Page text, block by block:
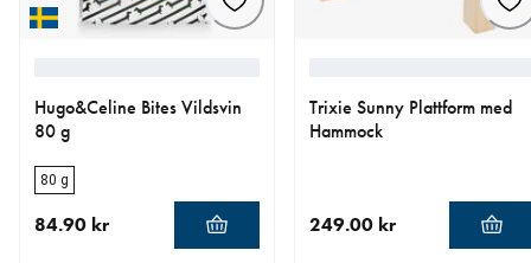
Hugo&Celine Bites Vildsvin
80 g
80 g
84.90 kr
Trixie Sunny Plattform med
Hammock
249.00 kr